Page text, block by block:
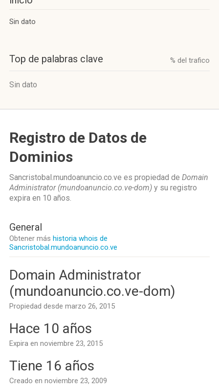
Sin dato
Top de palabras clave % del trafico
Sin dato
Registro de Datos de
Dominios
Sancristobal.mundoanuncio.co.ve es propiedad de Domain
Administrator (mundoanuncio.co.ve-dom) y su registro
expira en 10 años.
General
Obtener más historia whois de
Sancristobal.mundoanuncio.co.ve
Domain Administrator
(mundoanuncio.co.ve-dom)
Propiedad desde marzo 26, 2015
Hace 10 años
Expira en noviembre 23, 2015
Tiene 16 años
Creado en noviembre 23, 2009